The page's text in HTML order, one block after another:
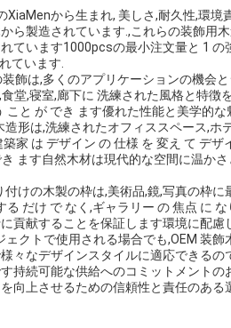
XiaMenから生まれ, 美しさ,耐久性,環
ら製造されています.,これらの装飾用
ています1000pcsの最小注文量と 1
ています.
飾は,多くのアプリケーションの機会
食堂,寝室,廊下に 洗練された風格と特
こと が でき ます優れた性能と美学的
造形は,洗練されたオフィススペース,
家 は デザイン の 仕様 を 変え て デ
ます自然木材は現代的な空間に温か
付けの木製の枠は,美術品,鏡,写真の枠
る だけ で なく,ギャラリー の 焦点 に
貢献することを保証します環境に配慮
ェクトで使用される場合でも,OEM 装
々なデザインスタイルに適応できる
持続可能な供給へのコミットメント
向上させるための信頼性と責任のある